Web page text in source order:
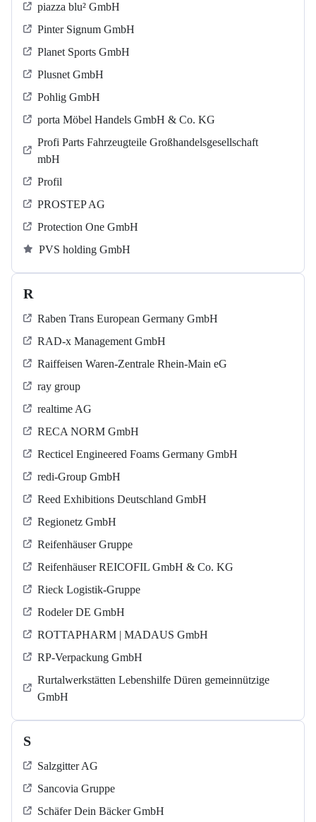
piazza blu² GmbH
Pinter Signum GmbH
Planet Sports GmbH
Plusnet GmbH
Pohlig GmbH
porta Möbel Handels GmbH & Co. KG
Profi Parts Fahrzeugteile Großhandelsgesellschaft
mbH
Profil
PROSTEP AG
Protection One GmbH
PVS holding GmbH
R
Raben Trans European Germany GmbH
RAD-x Management GmbH
Raiffeisen Waren-Zentrale Rhein-Main eG
ray group
realtime AG
RECA NORM GmbH
Recticel Engineered Foams Germany GmbH
redi-Group GmbH
Reed Exhibitions Deutschland GmbH
Regionetz GmbH
Reifenhäuser Gruppe
Reifenhäuser REICOFIL GmbH & Co. KG
Rieck Logistik-Gruppe
Rodeler DE GmbH
ROTTAPHARM | MADAUS GmbH
RP-Verpackung GmbH
Rurtalwerkstätten Lebenshilfe Düren gemeinnützige
GmbH
S
Salzgitter AG
Sancovia Gruppe
Schäfer Dein Bäcker GmbH